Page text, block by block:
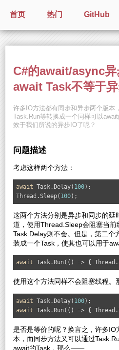
首页 热门 GitHub
C#的await/async异
await Task不等于
许多IO方法都有同步和异步两个版本
Task.Run等转换成一个同样可以
效于我们所说的异步IO了呢？
问题描述
考虑这样两个方法：
await Task.Delay( 100);
Thread.Sleep( 100);
这两个方法分别是异步和同步的延
道，使用Thread.Sleep会阻塞当前
Task.Delay则不会。但是，第二个
装成一个Task，使其也可以用于
await Task.Run(() => {
使用这个方法同样不会阻塞线程。
await Task.Delay( 100
await Task.Run(() => {
是否是等价的呢？换言之，许多IO
本，而同步方法又可以通过
await的Task，那么——